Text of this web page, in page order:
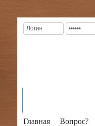
Главная Вопрос?